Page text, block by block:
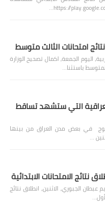
امتحانات الثالث متوسط
اليوم الجمعة، اكمال تصحيح الوزارة
باستثنا…
التي ستشهد تساقط
في بعض مدن العراق من بينها
نتائج الامتحانات الابتدائية
عبطان الجبوري، الاثنين، انطلاق نتائج